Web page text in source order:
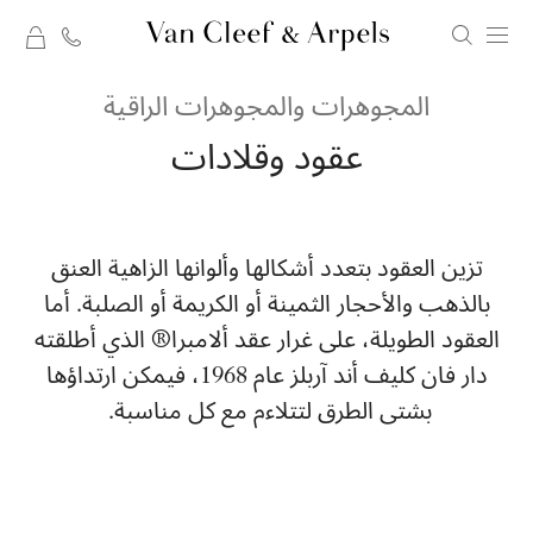
الرئيسية
لدار
أند
آربلز
المجوهرات والمجوهرات الراقية
عقود وقلادات
تزين العقود بتعدد أشكالها وألوانها الزاهية العنق
بالذهب والأحجار الثمينة أو الكريمة أو الصلبة. أما
العقود الطويلة، على غرار عقد ألامبرا® الذي أطلقته
دار فان كليف أند آربلز عام 1968، فيمكن ارتداؤها
بشتى الطرق لتتلاءم مع كل مناسبة.